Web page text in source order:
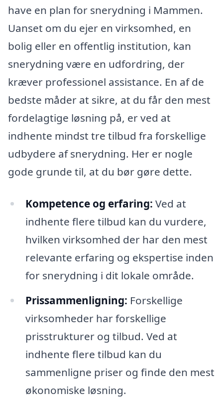
have en plan for snerydning i Mammen.
Uanset om du ejer en virksomhed, en
bolig eller en offentlig institution, kan
snerydning være en udfordring, der
kræver professionel assistance. En af de
bedste måder at sikre, at du får den mest
fordelagtige løsning på, er ved at
indhente mindst tre tilbud fra forskellige
udbydere af snerydning. Her er nogle
gode grunde til, at du bør gøre dette.
Kompetence og erfaring: Ved at
indhente flere tilbud kan du vurdere,
hvilken virksomhed der har den mest
relevante erfaring og ekspertise inden
for snerydning i dit lokale område.
Prissammenligning: Forskellige
virksomheder har forskellige
prisstrukturer og tilbud. Ved at
indhente flere tilbud kan du
sammenligne priser og finde den mest
økonomiske løsning.